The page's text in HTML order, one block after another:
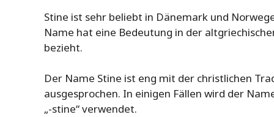
Stine ist sehr beliebt in Dänemark und
Name hat eine Bedeutung in der
bezieht.
Der Name Stine ist eng mit der christlichen
ausgesprochen. In einigen Fällen wird der
„-stine“ verwendet.